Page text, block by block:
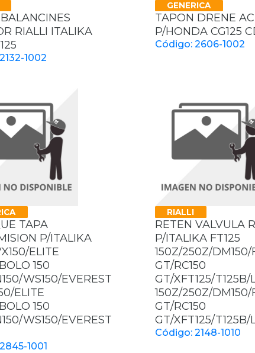
RIALLI ITALIKA
1002
GENERICA
TAPON DRENE
P/HONDA CG125
Código: 2606-1002
TAPA
P/ITALIKA
ELITE
150
WS150/EVEREST
ELITE
150
WS150/EVEREST
1001
RIALLI
RETEN VALVULA
P/ITALIKA FT125
150Z/250Z/DM150/
GT/RC150
GT/XFT125/T125B/
150Z/250Z/DM150/
GT/RC150
GT/XFT125/T125B/
Código: 2148-1010